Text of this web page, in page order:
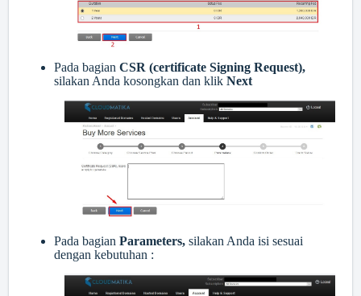
Pada bagian CSR (certificate Signing Request),
silakan Anda kosongkan dan klik Next
Pada bagian Parameters, silakan Anda isi sesuai
dengan kebutuhan :